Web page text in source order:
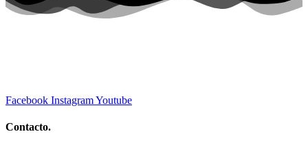
Facebook InstagramYoutube
Contacto.